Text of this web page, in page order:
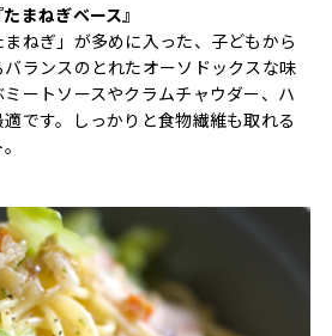
まねぎベース』
ねぎ」が多めに入った、子どもから
ランスのとれたオーソドックスな味
ートソースやクラムチャウダー、ハ
です。しっかりと食物繊維も取れる